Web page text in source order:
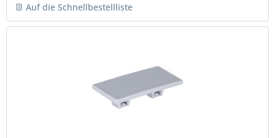
Auf die Schnellbestellliste